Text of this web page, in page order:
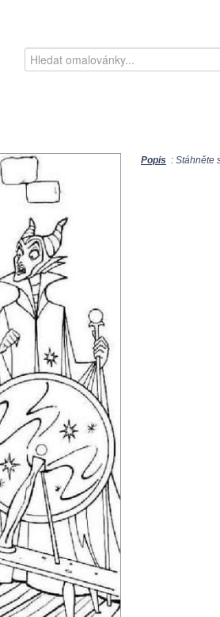
Popis : Stáhněte